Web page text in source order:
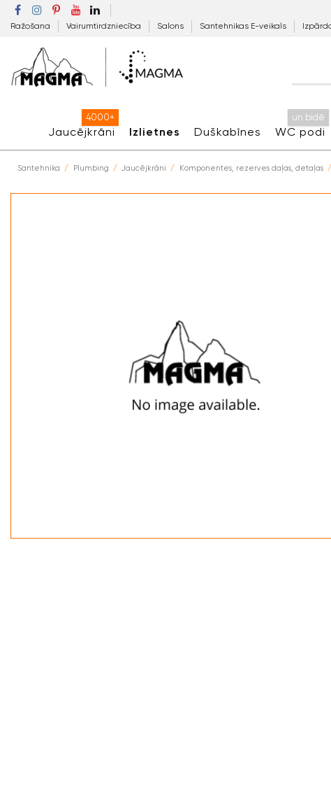
Ražošana Vairumtirdzniecība Salons Santehnikas E-veikals
Jaucējkrāni
4000+
Izlietnes Duškabīnes WC podi
un bidē
Santehnika Plumbing Jaucējkrāni Komponentes, rezerves daļas, detaļas